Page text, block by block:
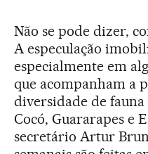
Não se pode dizer,
A especulação
especialmente em
que acompanham a
diversidade de
Cocó, Guararapes e
secretário Artur